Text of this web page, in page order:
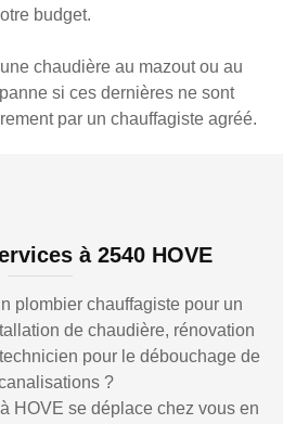
budget.
chaudière au mazout ou au
si ces dernières ne sont
par un chauffagiste agréé.
à 2540 HOVE
plombier chauffagiste pour un
de chaudière, rénovation
pour le débouchage de
?
HOVE se déplace chez vous en